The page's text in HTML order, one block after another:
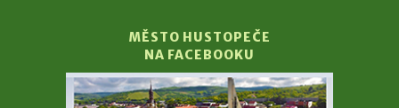
MĚSTO HUSTOPEČE
NA FACEBOOKU